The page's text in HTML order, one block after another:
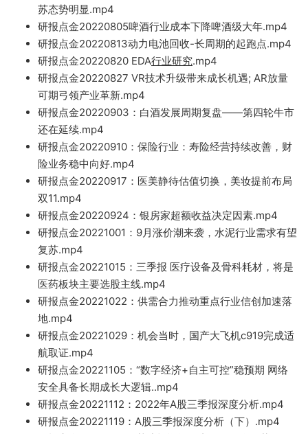
苏态势明显.mp4
研报点金20220805啤酒行业成本下降啤酒级大年.mp4
研报点金20220813动力电池回收-长周期的起跑点.mp4
研报点金20220820 EDA行业研究.mp4
研报点金20220827 VR技术升级带来成长机遇; AR放量
可期弓领产业革新.mp4
研报点金20220903：白酒发展周期复盘——第四轮牛市
还在延续.mp4
研报点金20220910：保险行业：寿险经营持续改善，财
险业务稳中向好.mp4
研报点金20220917：医美静待估值切换，美妆提前布局
双11.mp4
研报点金20220924：银房家超额收益决定因素.mp4
研报点金20221001：9月涨价潮来袭，水泥行业需求有望
复苏.mp4
研报点金20221015：三季报 医疗设备及骨科耗材，将是
医药板块主要选股主线.mp4
研报点金20221022：供需合力推动重点行业信创加速落
地.mp4
研报点金20221029：机会当时，国产大飞机c919完成适
航取证.mp4
研报点金20221105：“数字经济+自主可控”稳预期 网络
安全具备长期成长大逻辑..mp4
研报点金20221112：2022年A股三季报深度分析.mp4
研报点金20221119：A股三季报深度分析（下）.mp4